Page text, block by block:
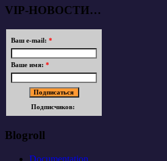
VIP-НОВОСТИ…
Ваш e-mail: *
Ваше имя: *
Подписчиков:
Blogroll
Documentation